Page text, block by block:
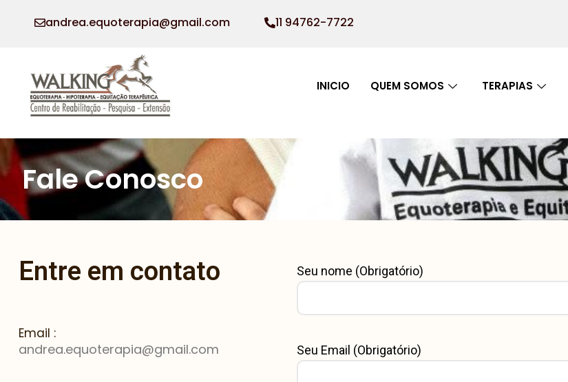
andrea.equoterapia@gmail.com 11 94762-7722
INICIO QUEM SOMOS TERAPIAS
Fale Conosco
Entre em contato
Email :
andrea.equoterapia@gmail.com
Seu nome (Obrigatório)
Seu Email (Obrigatório)